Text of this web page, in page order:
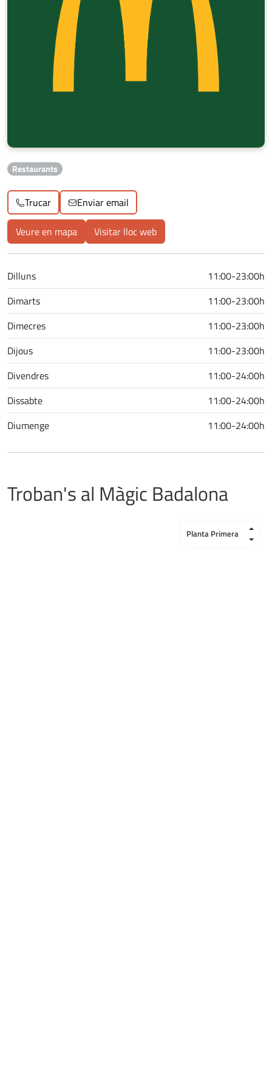
Restaurants
Trucar
Enviar email
Veure en mapa
Visitar lloc web
Dilluns
11:00-23:00h
Dimarts
11:00-23:00h
Dimecres
11:00-23:00h
Dijous
11:00-23:00h
Divendres
11:00-24:00h
Dissabte
11:00-24:00h
Diumenge
11:00-24:00h
Troban's al Màgic Badalona